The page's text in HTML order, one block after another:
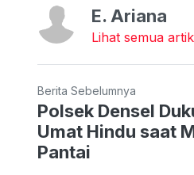
E. Ariana
Lihat semua
Berita Sebelumnya
Polsek Densel
Umat Hindu saat
Pantai